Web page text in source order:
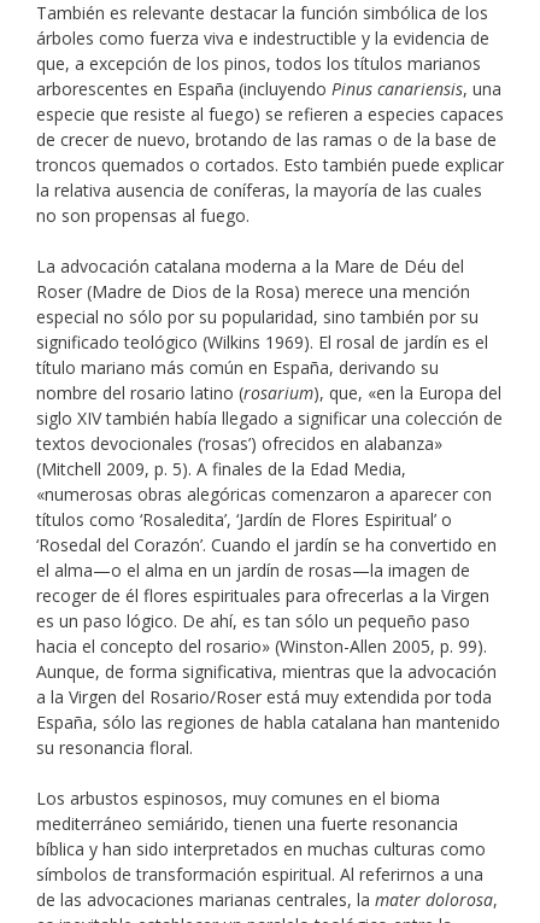
También es relevante destacar la función simbólica de los
árboles como fuerza viva e indestructible y la evidencia de
que, a excepción de los pinos, todos los títulos marianos
arborescentes en España (incluyendo Pinus canariensis, una
especie que resiste al fuego) se refieren a especies capaces
de crecer de nuevo, brotando de las ramas o de la base de
troncos quemados o cortados. Esto también puede explicar
la relativa ausencia de coníferas, la mayoría de las cuales
no son propensas al fuego.
La advocación catalana moderna a la Mare de Déu del
Roser (Madre de Dios de la Rosa) merece una mención
especial no sólo por su popularidad, sino también por su
significado teológico (Wilkins 1969). El rosal de jardín es el
título mariano más común en España, derivando su
nombre del rosario latino (rosarium), que, «en la Europa del
siglo XIV también había llegado a significar una colección de
textos devocionales (‘rosas’) ofrecidos en alabanza»
(Mitchell 2009, p. 5). A finales de la Edad Media,
«numerosas obras alegóricas comenzaron a aparecer con
títulos como ‘Rosaledita’, ‘Jardín de Flores Espiritual’ o
‘Rosedal del Corazón’. Cuando el jardín se ha convertido en
el alma—o el alma en un jardín de rosas—la imagen de
recoger de él flores espirituales para ofrecerlas a la Virgen
es un paso lógico. De ahí, es tan sólo un pequeño paso
hacia el concepto del rosario» (Winston-Allen 2005, p. 99).
Aunque, de forma significativa, mientras que la advocación
a la Virgen del Rosario/Roser está muy extendida por toda
España, sólo las regiones de habla catalana han mantenido
su resonancia floral.
Los arbustos espinosos, muy comunes en el bioma
mediterráneo semiárido, tienen una fuerte resonancia
bíblica y han sido interpretados en muchas culturas como
símbolos de transformación espiritual. Al referirnos a una
de las advocaciones marianas centrales, la mater dolorosa,